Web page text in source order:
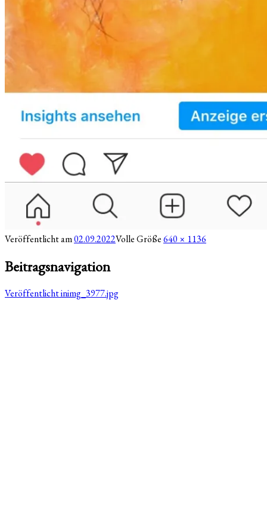
Veröffentlicht am02.09.2022Volle Größe640 × 1136
Beitragsnavigation
Veröffentlicht inimg_3977.jpg